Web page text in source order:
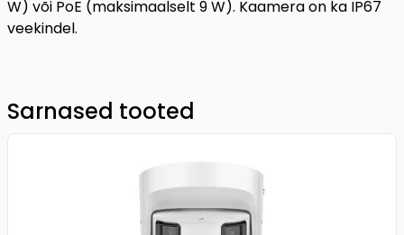
W) või PoE (maksimaalselt 9 W). Kaamera on ka IP67
veekindel.
Sarnased tooted